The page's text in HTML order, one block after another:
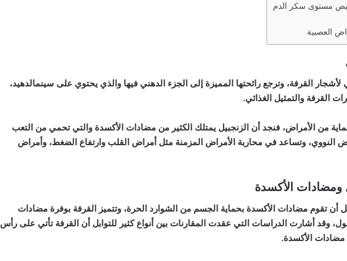
مستوى سكر الدم
العصبية
لأشجار القرفة، وترجع رائحتها المميزة إلى الجزء الدهني فيها والذي يحتوي على سينمالدهيد،
القرفة والتمثيل الغذائي.
من الأمراض، فنجد أن الزنجبيل يمتلك الكثير من مضادات الأكسدة والتي تحمي من التعب
النووي، وتساعد في محاربة الأمراض المزمنة مثل أمراض القلب وارتفاع الضغط، وأمراض
ومضادات الأكسدة
أن تقوم مضادات الأكسدة بحماية الجسم من الشوارد الحرة، وتتميز القرفة بوفرة مضادات
وقد أشارت الدراسات التي عقدت المقارنات بين أنواع كثير للتوابل أن القرفة تأتي على رأس
مضادات الأكسدة.